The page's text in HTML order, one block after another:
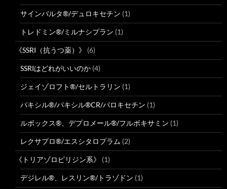
サインバルタ®/デュロキセチン (1)
トレドミン®/ミルナシプラン (1)
《SSRI（抗うつ薬）》 (6)
SSRIはどれがいいのか (4)
ジェイゾロフト®/セルトラリン (1)
パキシル®/パキシル®CR/パロキセチン (1)
ルボックス®、デプロメール®/フルボキサミン (1)
レクサプロ®/エスシタロプラム (2)
《トリアゾロピリジン系》 (1)
デジレル®、レスリン®/トラゾドン (1)